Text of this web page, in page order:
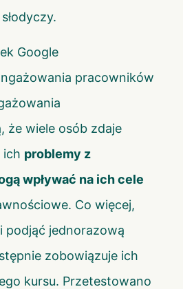
Google
pracowników
że wiele osób zdaje
ich problemy z
wpływać na ich cele
Co więcej,
podjąć jednorazową
zobowiązuje ich
kursu. Przetestowano